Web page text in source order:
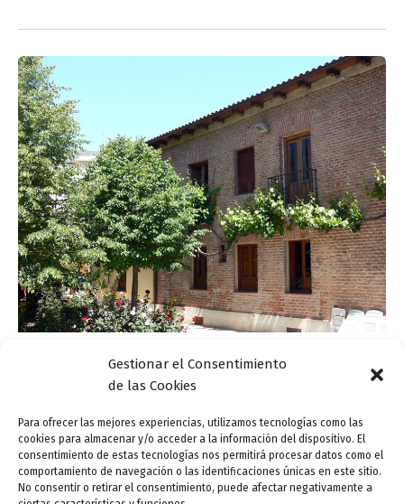
Gestionar el Consentimiento
de las Cookies
Para ofrecer las mejores experiencias, utilizamos tecnologías como las
cookies para almacenar y/o acceder a la información del dispositivo. El
consentimiento de estas tecnologías nos permitirá procesar datos como el
comportamiento de navegación o las identificaciones únicas en este sitio.
No consentir o retirar el consentimiento, puede afectar negativamente a
Lecturas de poemas y mediación despiden
febrero en Casa Zorrilla
ensutinta/24 febrero, 2015
Se acaba febrero este 2015, y con él una de las
exposiciones más notables de la Casa Zorrilla de este